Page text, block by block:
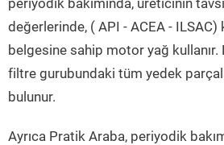
periyodik bakımında, üreticinin
değerlerinde, ( API - ACEA -
belgesine sahip motor yağ kullanır.
filtre gurubundaki tüm yedek
bulunur.
Ayrıca Pratik Araba, periyodik